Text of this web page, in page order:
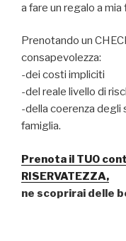
a fare un regalo a mia
Prenotando un
consapevolezza:
-dei costi impliciti
-del reale livello di
-della coerenza degli
famiglia.
Prenota il TUO
RISERVATEZZA,
ne scoprirai delle